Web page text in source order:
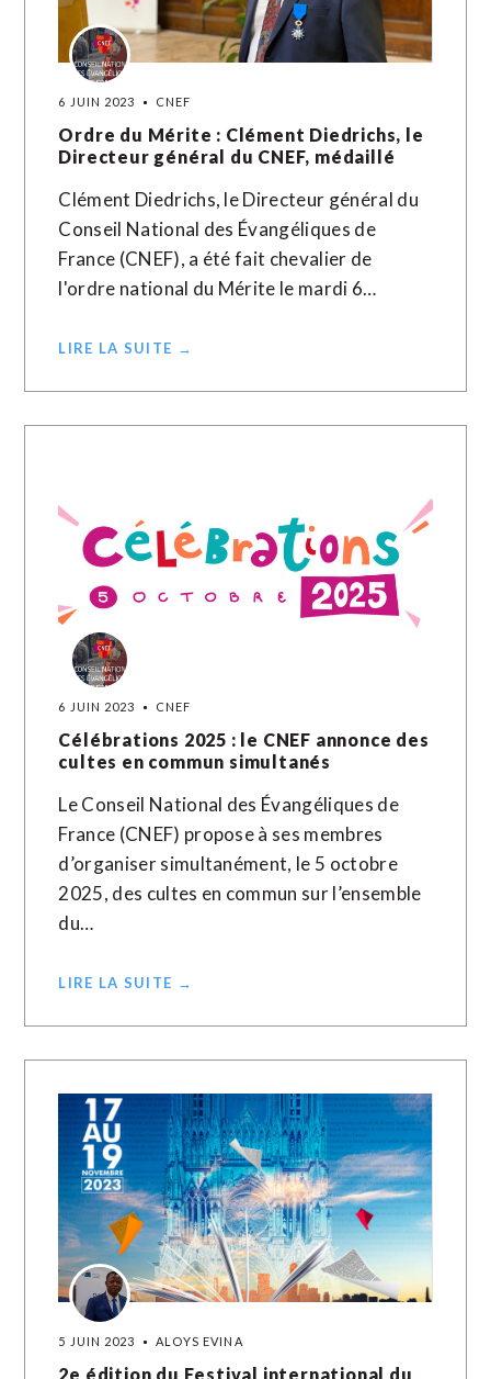
6 JUIN 2023 CNEF
Ordre du Mérite : Clément Diedrichs, le
Directeur général du CNEF, médaillé
Clément Diedrichs, le Directeur général du
Conseil National des Évangéliques de
France (CNEF), a été fait chevalier de
l'ordre national du Mérite le mardi 6…
LIRE LA SUITE →
6 JUIN 2023 CNEF
Célébrations 2025 : le CNEF annonce des
cultes en commun simultanés
Le Conseil National des Évangéliques de
France (CNEF) propose à ses membres
d’organiser simultanément, le 5 octobre
2025, des cultes en commun sur l’ensemble
du…
LIRE LA SUITE →
5 JUIN 2023 ALOYS EVINA
2e édition du Festival international du